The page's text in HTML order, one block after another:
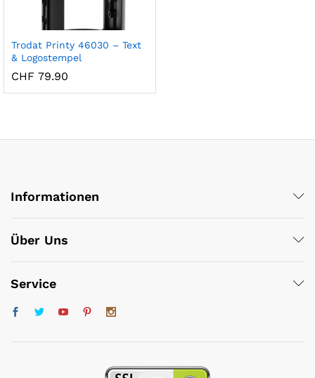
Trodat Printy 46030 – Text
& Logostempel
CHF 79.90
Informationen
Über Uns
Service